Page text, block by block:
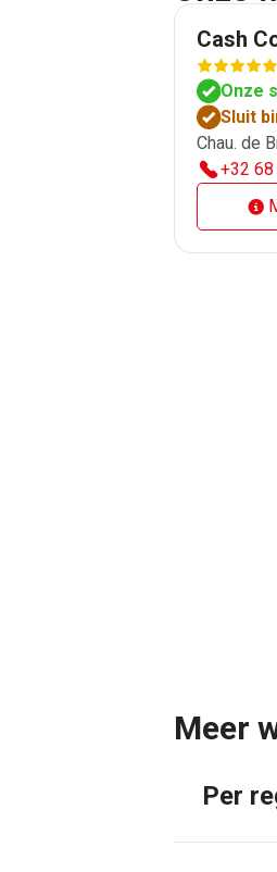
Cash
Onze
Sluit
Chau. de
+32
Meer
Per